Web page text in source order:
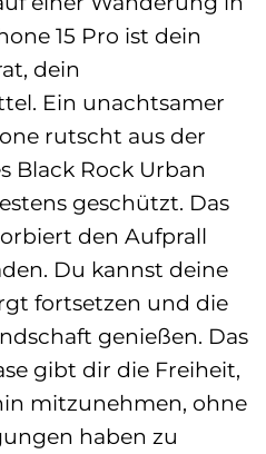
15 Pro ist dein
dein
Ein unachtsamer
rutscht aus der
Black Rock Urban
geschützt. Das
den Aufprall
Du kannst deine
fortsetzen und die
genießen. Das
gibt dir die Freiheit,
mitzunehmen, ohne
haben zu